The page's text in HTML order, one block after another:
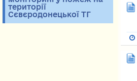
території
Сєвєродонецької ТГ